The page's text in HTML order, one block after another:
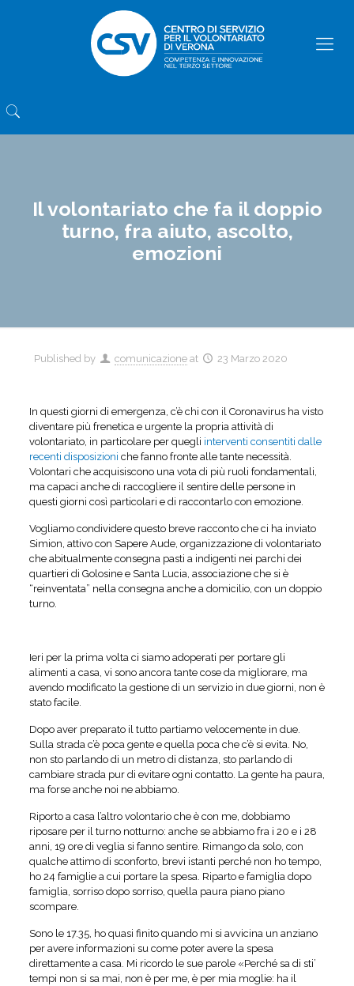
Il volontariato che fa il doppio
turno, fra aiuto, ascolto,
emozioni
Published by comunicazione at 23 Marzo 2020
In questi giorni di emergenza, c’è chi con il Coronavirus ha visto
diventare più frenetica e urgente la propria attività di
volontariato, in particolare per quegli interventi consentiti dalle
recenti disposizioni che fanno fronte alle tante necessità.
Volontari che acquisiscono una vota di più ruoli fondamentali,
ma capaci anche di raccogliere il sentire delle persone in
questi giorni così particolari e di raccontarlo con emozione.
Vogliamo condividere questo breve racconto che ci ha inviato
Simion, attivo con Sapere Aude, organizzazione di volontariato
che abitualmente consegna pasti a indigenti nei parchi dei
quartieri di Golosine e Santa Lucia, associazione che si è
“reinventata” nella consegna anche a domicilio, con un doppio
turno.
Ieri per la prima volta ci siamo adoperati per portare gli
alimenti a casa, vi sono ancora tante cose da migliorare, ma
avendo modificato la gestione di un servizio in due giorni, non è
stato facile.
Dopo aver preparato il tutto partiamo velocemente in due.
Sulla strada c’è poca gente e quella poca che c’è si evita. No,
non sto parlando di un metro di distanza, sto parlando di
cambiare strada pur di evitare ogni contatto. La gente ha paura,
ma forse anche noi ne abbiamo.
Riporto a casa l’altro volontario che è con me, dobbiamo
riposare per il turno notturno: anche se abbiamo fra i 20 e i 28
anni, 19 ore di veglia si fanno sentire. Rimango da solo, con
qualche attimo di sconforto, brevi istanti perché non ho tempo,
ho 24 famiglie a cui portare la spesa. Riparto e famiglia dopo
famiglia, sorriso dopo sorriso, quella paura piano piano
scompare.
Sono le 17.35, ho quasi finito quando mi si avvicina un anziano
per avere informazioni su come poter avere la spesa
direttamente a casa. Mi ricordo le sue parole «Perché sa di sti’
tempi non si sa mai, non è per me, è per mia moglie: ha il